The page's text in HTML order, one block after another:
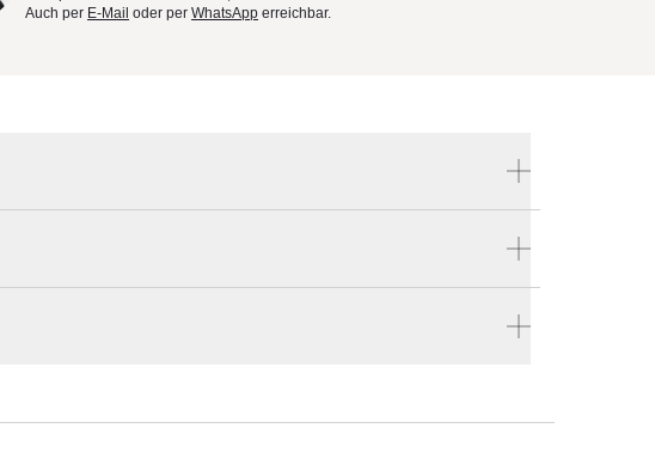
Auch per E-Mail oder per WhatsApp erreichbar.